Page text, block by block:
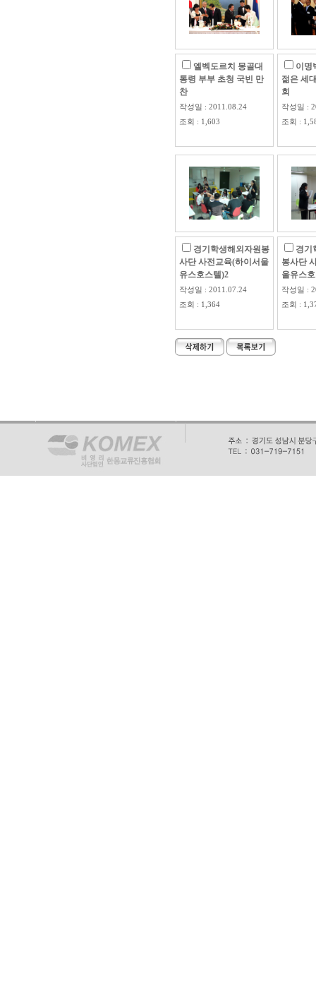
엘벡도르치 몽골대
통령 부부 초청 국빈 만
찬
작성일 : 2011.08.24
조회 : 1,603
이명
젊은 세
회
작성일 :
조회 :
경기학생해외자원봉
사단 사전교육(하이서울
유스호스텔)2
작성일 : 2011.07.24
조회 : 1,364
경기
봉사단
울유스
작성일 :
조회 :